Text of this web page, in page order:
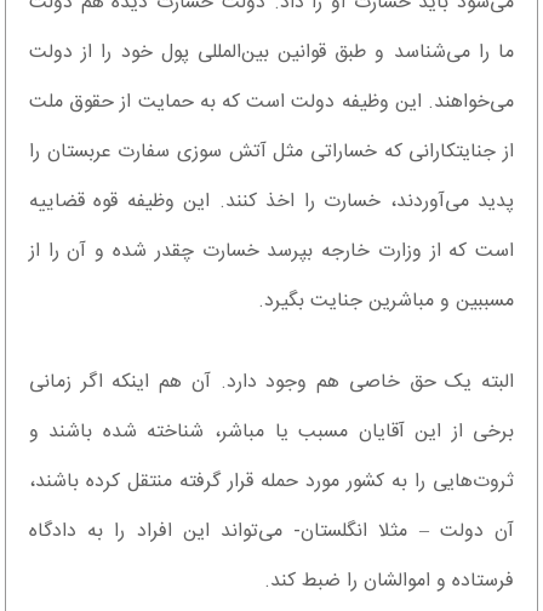
ما را می‌شناسد و طبق قوانین بین‌المللی پول خود را از دولت
می‌خواهند. این وظیفه دولت است که به حمایت از حقوق ملت
از جنایتکارانی که خساراتی مثل آتش سوزی سفارت عربستان را
پدید می‌آوردند، خسارت را اخذ کنند. این وظیفه قوه قضاییه
است که از وزارت خارجه بپرسد خسارت چقدر شده و آن را از
مسببین و مباشرین جنایت بگیرد.
البته یک حق خاصی هم وجود دارد. آن هم اینکه اگر زمانی
برخی از این آقایان مسبب یا مباشر، شناخته شده باشند و
ثروت‌هایی را به کشور مورد حمله قرار گرفته منتقل کرده باشند،
آن دولت – مثلا انگلستان- می‌تواند این افراد را به دادگاه
فرستاده و اموالشان را ضبط کند.